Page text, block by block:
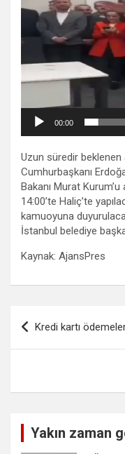
00:00
Uzun süredir
Cumhurbaşkanı
Bakanı Murat Kurum’u
14:00’te Haliç’te
kamuoyuna
İstanbul belediye
Kaynak: AjansPres
Yazı
gezinmesi
Kredi kartı
Yakın zaman